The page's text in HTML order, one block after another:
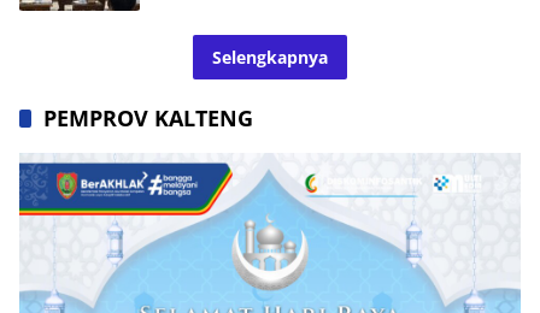
Selengkapnya
PEMPROV KALTENG